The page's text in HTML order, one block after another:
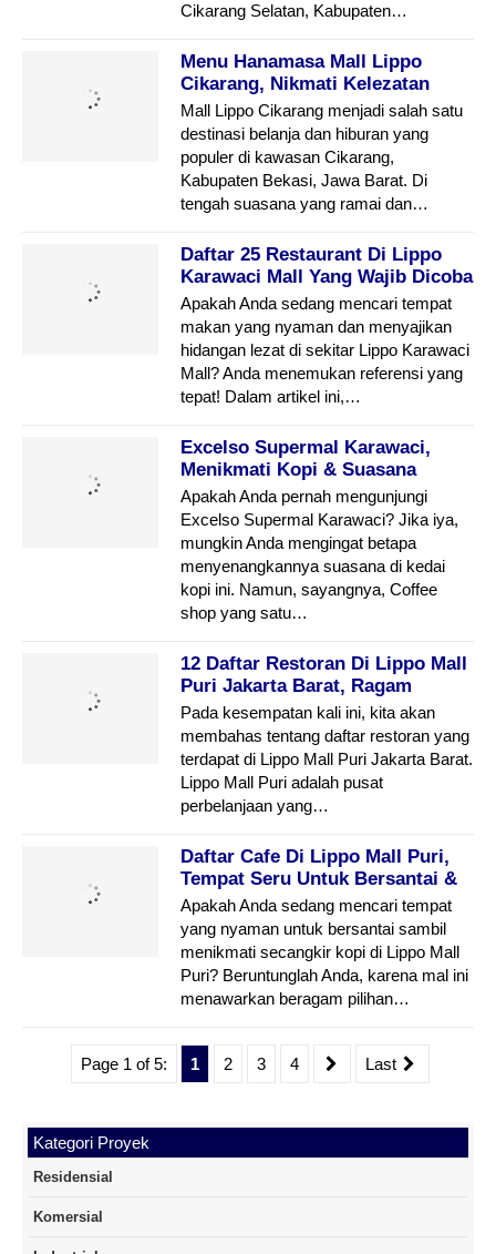
Cikarang Selatan, Kabupaten…
Menu Hanamasa Mall Lippo
Cikarang, Nikmati Kelezatan
Makanan Jepang
Mall Lippo Cikarang menjadi salah satu
destinasi belanja dan hiburan yang
populer di kawasan Cikarang,
Kabupaten Bekasi, Jawa Barat. Di
tengah suasana yang ramai dan…
Daftar 25 Restaurant Di Lippo
Karawaci Mall Yang Wajib Dicoba
Apakah Anda sedang mencari tempat
makan yang nyaman dan menyajikan
hidangan lezat di sekitar Lippo Karawaci
Mall? Anda menemukan referensi yang
tepat! Dalam artikel ini,…
Excelso Supermal Karawaci,
Menikmati Kopi & Suasana
Hangat Yang Telah Berlalu
Apakah Anda pernah mengunjungi
Excelso Supermal Karawaci? Jika iya,
mungkin Anda mengingat betapa
menyenangkannya suasana di kedai
kopi ini. Namun, sayangnya, Coffee
shop yang satu…
12 Daftar Restoran Di Lippo Mall
Puri Jakarta Barat, Ragam
Kuliner
Pada kesempatan kali ini, kita akan
membahas tentang daftar restoran yang
terdapat di Lippo Mall Puri Jakarta Barat.
Lippo Mall Puri adalah pusat
perbelanjaan yang…
Daftar Cafe Di Lippo Mall Puri,
Tempat Seru Untuk Bersantai &
Menikmati Kopi
Apakah Anda sedang mencari tempat
yang nyaman untuk bersantai sambil
menikmati secangkir kopi di Lippo Mall
Puri? Beruntunglah Anda, karena mal ini
menawarkan beragam pilihan…
Page 1 of 5: 1 2 3 4 Last
Kategori Proyek
Residensial
Komersial